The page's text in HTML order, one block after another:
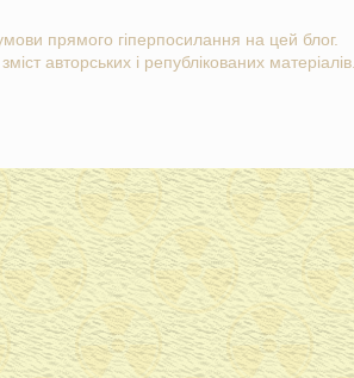
прямого гіперпосилання на цей блог.
авторських і републікованих матеріалів..